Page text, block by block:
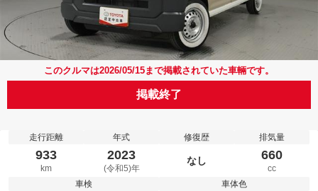
このクルマは2026/05/15まで掲載されていた車輛です。
掲載終了
走行距離
933
km
年式
2023
(令和5)年
修復歴
なし
排気量
660
cc
車検
車体色